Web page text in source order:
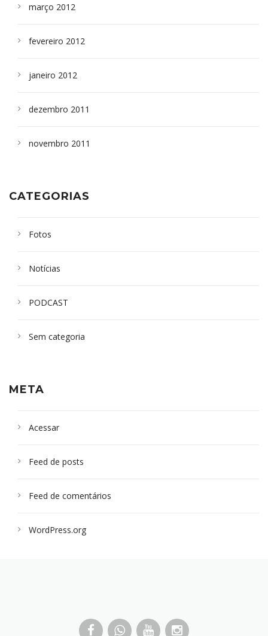
março 2012
fevereiro 2012
janeiro 2012
dezembro 2011
novembro 2011
CATEGORIAS
Fotos
Notícias
PODCAST
Sem categoria
META
Acessar
Feed de posts
Feed de comentários
WordPress.org